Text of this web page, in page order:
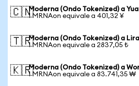
🇨🇳Moderna (Ondo Tokenized) a
1 MRNAon equivale a 401,32 ¥
🇹🇷Moderna (Ondo Tokenized) a
1 MRNAon equivale a 2837,05 ₺
🇰🇷Moderna (Ondo Tokenized) a
1 MRNAon equivale a 83.741,35 ₩